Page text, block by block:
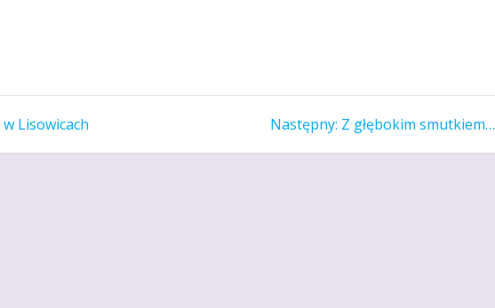
Lisowicach Następny: Następny
Z głębokim smutkiem…